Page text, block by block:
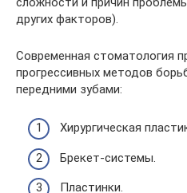
других факторов).
Современная стоматология
прогрессивных методов
передними зубами:
Хирургическая
Брекет-системы.
Пластинки.